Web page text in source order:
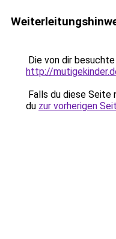
Die von dir
http://
Falls du diese
du zur vorherigen